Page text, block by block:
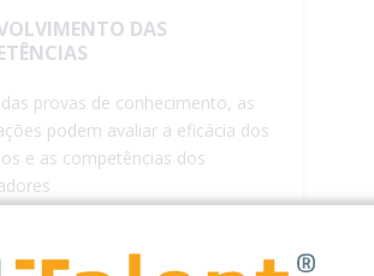
DAS
provas de conhecimento, as
podem avaliar a eficácia dos
e as competências dos